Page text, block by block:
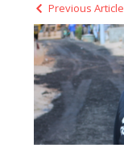
Previous Article